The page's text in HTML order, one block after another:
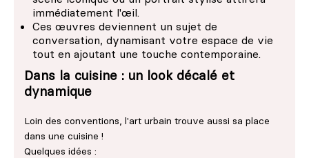
immédiatement l'œil.
Ces œuvres deviennent un sujet de
conversation, dynamisant votre espace de vie
tout en ajoutant une touche contemporaine.
Dans la cuisine : un look décalé et
dynamique
Loin des conventions, l'art urbain trouve aussi sa place
dans une cuisine !
Quelques idées :